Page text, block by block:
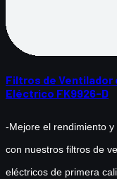
Filtros de Ventilador
Eléctrico FK9926-D
-Mejore el rendimiento
con nuestros filtros de
eléctricos de primera